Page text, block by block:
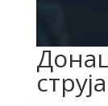
струја